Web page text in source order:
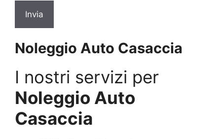
Noleggio Auto Casaccia
I nostri servizi per
Noleggio Auto
Casaccia